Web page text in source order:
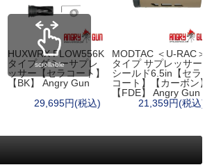
HUXWRX FLOW556K
タイプ ダミーサプレ
ッサー【セラコート】
【BK】 Angry Gun
29,695円(税込)
MODTAC ＜U-RAC
タイプ サプレッサー
シールド6.5in【セラ
コート】【カーボン
【FDE】 Angry Gun
21,359円(税込)
scrollable